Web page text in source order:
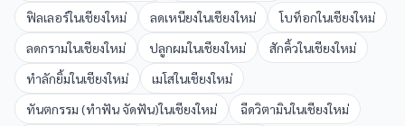
ฟิลเลอร์ในเชียงใหม่ ลดเหนียงในเชียงใหม่ โบท็อกในเชียงใหม่
ลดกรามในเชียงใหม่ ปลูกผมในเชียงใหม่ สักคิ้วในเชียงใหม่
ทำลักยิ้มในเชียงใหม่ เมโสในเชียงใหม่
ทันตกรรม (ทำฟัน จัดฟัน)ในเชียงใหม่ ฉีดวิตามินในเชียงใหม่